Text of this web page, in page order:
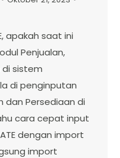
apakah saat ini
Penjualan,
di sistem
di penginputan
dan Persediaan di
cara cepat input
dengan import
import